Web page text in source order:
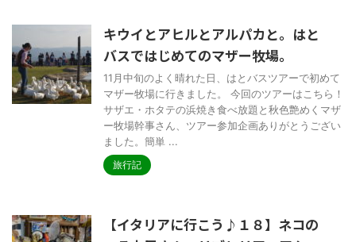
キウイとアヒルとアルパカと。はと
バスではじめてのマザー牧場。
11月中旬のよく晴れた日、はとバスツアーで初めて
マザー牧場に行きました。 今回のツアーはこちら！
サザエ・ホタテの浜焼き食べ放題と秋色艶めくマザ
ー牧場幹事さん、ツアー参加企画ありがとうござい
ました。簡単 ...
旅行記
【イタリアに行こう♪１８】ネコの